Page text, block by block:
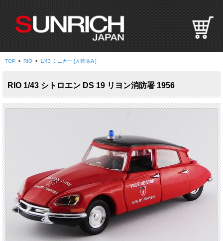
R
I
H
A
P
A
N
TOP > RIO > 1/43 ミニカー [入荷済み]
RIO 1/43 シトロエン DS 19 リヨン消防署 1956